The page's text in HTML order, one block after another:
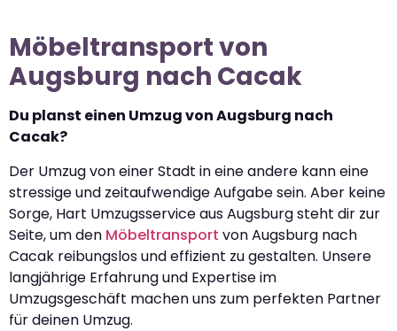
Möbeltransport von
Augsburg nach Cacak
Du planst einen Umzug von Augsburg nach
Cacak?
Der Umzug von einer Stadt in eine andere kann eine
stressige und zeitaufwendige Aufgabe sein. Aber keine
Sorge, Hart Umzugsservice aus Augsburg steht dir zur
Seite, um den Möbeltransport von Augsburg nach
Cacak reibungslos und effizient zu gestalten. Unsere
langjährige Erfahrung und Expertise im
Umzugsgeschäft machen uns zum perfekten Partner
für deinen Umzug.